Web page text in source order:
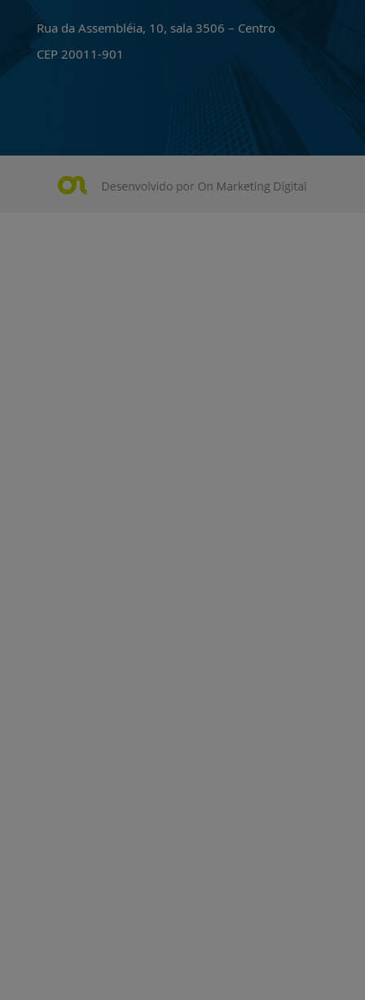
Rua da Assembléia, 10, sala 3506 – Centro
CEP 20011-901